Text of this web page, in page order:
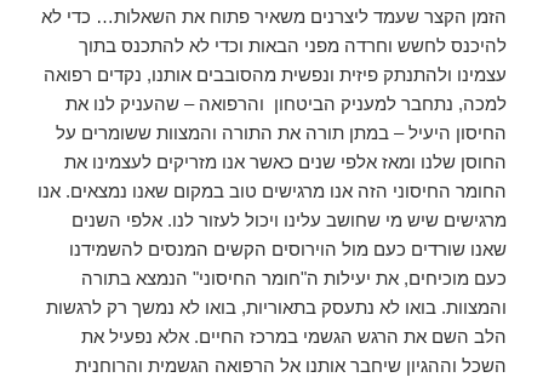
הזמן הקצר שעמד ליצרנים משאיר פתוח את השאלות… כדי לא
להיכנס לחשש וחרדה מפני הבאות וכדי לא להתכנס בתוך
עצמינו ולהתנתק פיזית ונפשית מהסובבים אותנו, נקדים רפואה
למכה, נתחבר למעניק הביטחון והרפואה – שהעניק לנו את
החיסון היעיל – במתן תורה את התורה והמצוות ששומרים על
החוסן שלנו ומאז אלפי שנים כאשר אנו מזריקים לעצמינו את
החומר החיסוני הזה אנו מרגישים טוב במקום שאנו נמצאים. אנו
מרגישים שיש מי שחושב עלינו ויכול לעזור לנו. אלפי השנים
שאנו שורדים כעם מול הוירוסים הקשים המנסים להשמידנו
כעם מוכיחים, את יעילות ה"חומר החיסוני" הנמצא בתורה
והמצוות. בואו לא נתעסק בתאוריות, בואו לא נמשך רק לרגשות
הלב השם את הרגש הגשמי במרכז החיים. אלא נפעיל את
השכל וההגיון שיחבר אותנו אל הרפואה הגשמית והרוחנית